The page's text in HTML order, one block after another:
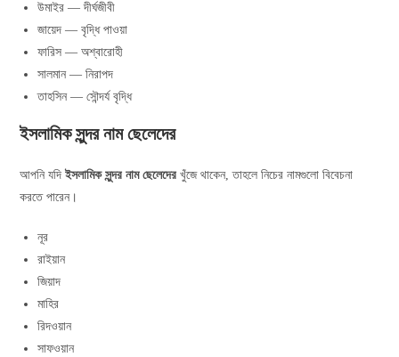
উমাইর — দীর্ঘজীবী
জায়েদ — বৃদ্ধি পাওয়া
ফারিস — অশ্বারোহী
সালমান — নিরাপদ
তাহসিন — সৌন্দর্য বৃদ্ধি
ইসলামিক সুন্দর নাম ছেলেদের
আপনি যদিইসলামিক সুন্দর নাম ছেলেদের খুঁজে থাকেন, তাহলে নিচের নামগুলো বিবেচনা
করতে পারেন।
নূর
রাইয়ান
জিয়াদ
মাহির
রিদওয়ান
সাফওয়ান